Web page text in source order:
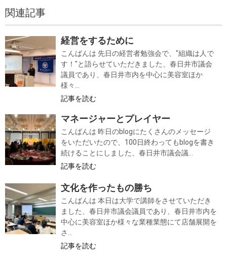
関連記事
経営をするために
こんばんは 先日の経営者勉強会で、"組織は人で
す！"と語らせていただきました、春日井市議会
議員であり、春日井市内を中心に美容室ほか
様々...
記事を読む
マネージャーとプレイヤー
こんばんは 昨日のblogにたくさんのメッセージ
をいただいたので、100日終わってもblogを書き
続けることにしました、春日井市議会議...
記事を読む
文化を作ったもの勝ち
こんばんは 本日は大学で講師をさせていただき
ました、春日井市議会議員であり、春日井市内を
中心に美容室ほか様々な業種業態にて店舗展開を
さ...
記事を読む